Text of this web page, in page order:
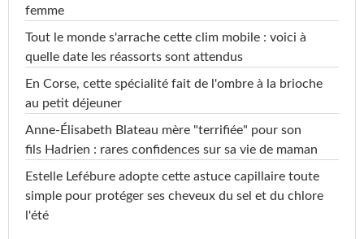
femme
Tout le monde s'arrache cette clim mobile : voici à
quelle date les réassorts sont attendus
En Corse, cette spécialité fait de l'ombre à la brioche
au petit déjeuner
Anne-Élisabeth Blateau mère "terrifiée" pour son
fils Hadrien : rares confidences sur sa vie de maman
Estelle Lefébure adopte cette astuce capillaire toute
simple pour protéger ses cheveux du sel et du chlore
l'été